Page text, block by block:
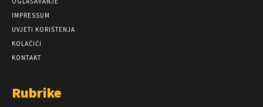
IMPRESSUM
UVJETI KORIŠTENJA
KOLAČIĆI
KONTAKT
Rubrike